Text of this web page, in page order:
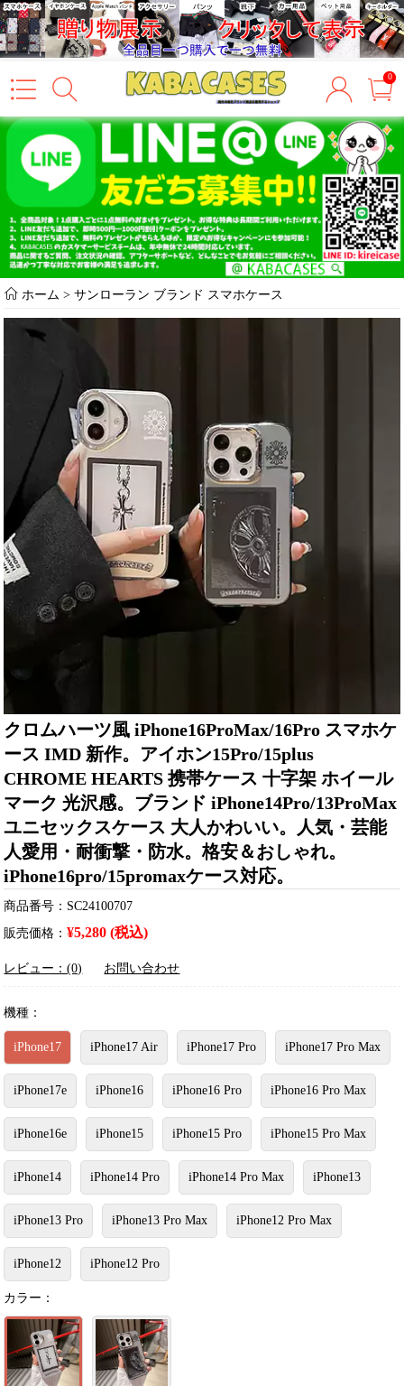
0
ホーム >サンローラン ブランド スマホケース
クロムハーツ風 iPhone16ProMax/16Pro スマホケ
ース IMD 新作。アイホン15Pro/15plus
CHROME HEARTS 携帯ケース 十字架 ホイール
マーク 光沢感。ブランド iPhone14Pro/13ProMax
ユニセックスケース 大人かわいい。人気・芸能
人愛用・耐衝撃・防水。格安＆おしゃれ。
iPhone16pro/15promaxケース対応。
商品番号：SC24100707
販売価格：¥5,280 (税込)
レビュー：(0) お問い合わせ
機種：
iPhone17 iPhone17 Air iPhone17 Pro iPhone17 Pro Max
iPhone17e iPhone16 iPhone16 Pro iPhone16 Pro Max
iPhone16e iPhone15 iPhone15 Pro iPhone15 Pro Max
iPhone14 iPhone14 Pro iPhone14 Pro Max iPhone13
iPhone13 Pro iPhone13 Pro Max iPhone12 Pro Max
iPhone12 iPhone12 Pro
カラー：